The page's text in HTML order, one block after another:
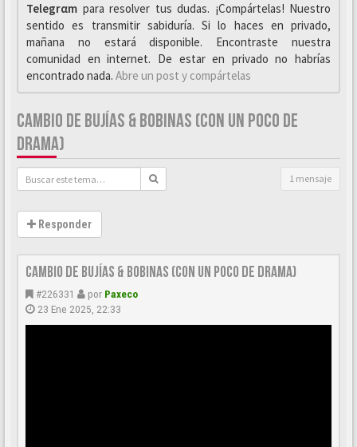
Telegrαm para resolver tus dudas. ¡Compártelas! Nuestro
sentido es transmitir sabiduría. Si lo haces en privado,
mañana no estará disponible. Encontraste nuestra
comunidad en internet. De estar en privado no habrías
encontrado nada. Abre un post y compártelas
CAMBIO DE BUJÍAS & BOBINAS (CON UN POCO DE
DRAMA)
1 mensaje
Responder
Cambio de Bujías & Bobinas (Con un poco de Drama)
#226331 por Paxeco
23 Ene 2025, 22:33